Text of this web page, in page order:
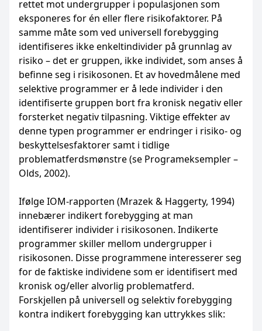
rettet mot undergrupper i populasjonen som
eksponeres for én eller flere risikofaktorer. På
samme måte som ved universell forebygging
identifiseres ikke enkeltindivider på grunnlag av
risiko – det er gruppen, ikke individet, som anses å
befinne seg i risikosonen. Et av hovedmålene med
selektive programmer er å lede individer i den
identifiserte gruppen bort fra kronisk negativ eller
forsterket negativ tilpasning. Viktige effekter av
denne typen programmer er endringer i risiko- og
beskyttelsesfaktorer samt i tidlige
problematferdsmønstre (se Programeksempler –
Olds, 2002).
Ifølge IOM-rapporten (Mrazek & Haggerty, 1994)
innebærer indikert forebygging at man
identifiserer individer i risikosonen. Indikerte
programmer skiller mellom undergrupper i
risikosonen. Disse programmene interesserer seg
for de faktiske individene som er identifisert med
kronisk og/eller alvorlig problematferd.
Forskjellen på universell og selektiv forebygging
kontra indikert forebygging kan uttrykkes slik: